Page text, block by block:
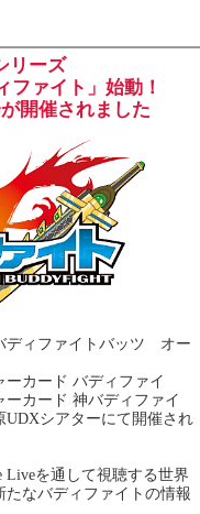
リーズ
ファイト」始動！
開催されました
ィファイトバッツ オー
カード バディファイ
ーカード 神バディファイ
UDXシアターにて開催され
Liveを通して視聴する世界
なバディファイトの情報